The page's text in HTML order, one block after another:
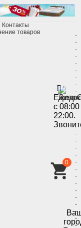
Контакты
товаров
с
22:00.
-
-
-
-
-
-
-
-
-
-
-
-
-
-
-
-
-
-
-
-
-
-
-
-
-
-
-
-
0